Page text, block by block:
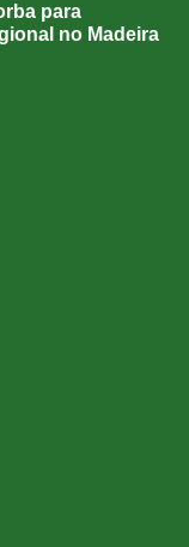
para
no Madeira